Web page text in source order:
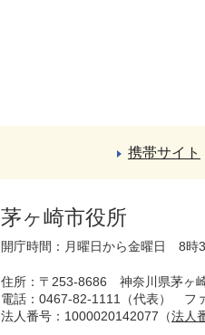
携帯サイト
茅ヶ崎市役所
開庁時間：月曜日から金曜日 8時
住所：〒253-8686 神奈川県茅ヶ
電話：0467-82-1111（代表） フ
法人番号：1000020142077（法人